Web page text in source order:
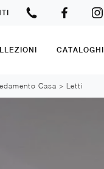
CATALOGHI
Casa > Letti